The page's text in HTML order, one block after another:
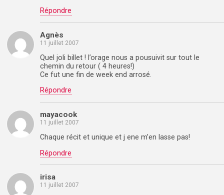
Répondre
Agnès
11 juillet 2007
Quel joli billet ! l’orage nous a pousuivit sur tout le
chemin du retour ( 4 heures!)
Ce fut une fin de week end arrosé.
Répondre
mayacook
11 juillet 2007
Chaque récit et unique et j ene m’en lasse pas!
Répondre
irisa
11 juillet 2007